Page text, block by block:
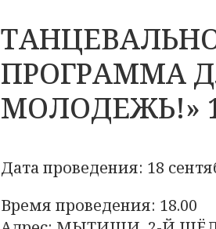
ПРОГРАММА
МОЛОДЕЖЬ!»
Дата проведения: 18
Время проведения: 18.00